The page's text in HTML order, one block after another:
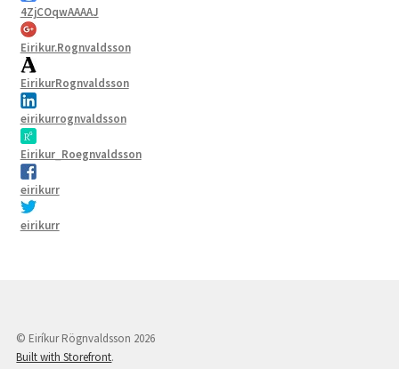
4ZjCOqwAAAAJ
Eirikur.Rognvaldsson
EirikurRognvaldsson
eirikurrognvaldsson
Eirikur_Roegnvaldsson
eirikurr
eirikurr
© Eiríkur Rögnvaldsson 2026
Built with Storefront.